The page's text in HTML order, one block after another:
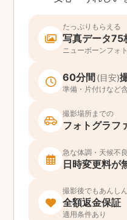
たっぷりもらえる
写真データ75
ニューボーンフォ
60分間(目安)
準備・片付けなど
撮影場所までの
フォトグラフ
急な体調・天候不
日時変更料が
撮影後でもあんし
全額返金保証
適用条件あり